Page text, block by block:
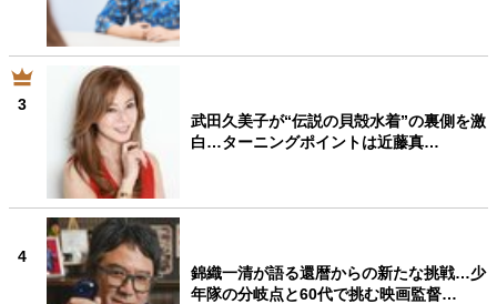
3
武田久美子が“伝説の貝殻水着”の裏側を激
白…ターニングポイントは近藤真…
4
錦織一清が語る還暦からの新たな挑戦…少
年隊の分岐点と60代で挑む映画監督…